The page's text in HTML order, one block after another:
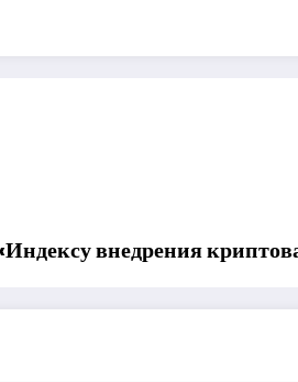
внедрения